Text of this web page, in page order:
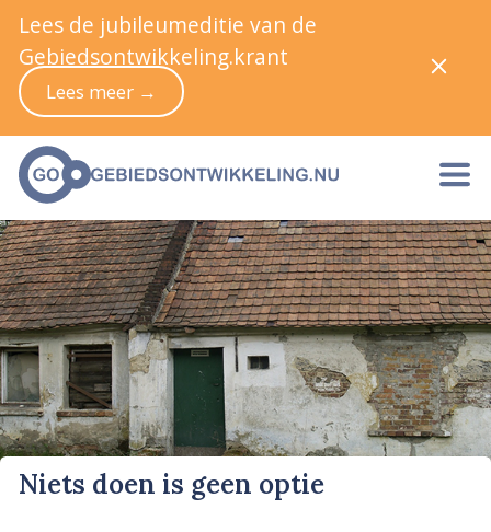
Niets doen is geen optie
Lees de jubileumeditie van de
Gebiedsontwikkeling.krant
Lees meer →